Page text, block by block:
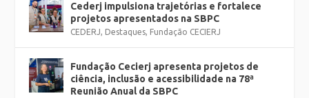
Cederj impulsiona trajetórias e fortalece
projetos apresentados na SBPC
CEDERJ, Destaques, Fundação CECIERJ
Fundação Cecierj apresenta projetos de
ciência, inclusão e acessibilidade na 78ª
Reunião Anual da SBPC